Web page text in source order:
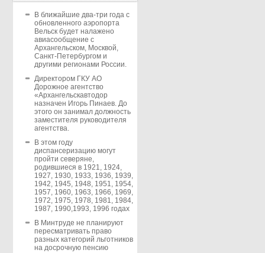
В ближайшие два-три года с
обновленного аэропорта
Вельск будет налажено
авиасообщение с
Архангельском, Москвой,
Санкт-Петербургом и
другими регионами России.
Директором ГКУ АО
Дорожное агентство
«Архангельскавтодор
назначен Игорь Пинаев. До
этого он занимал должность
заместителя руководителя
агентства.
В этом году
диспансеризацию могут
пройти северяне,
родившиеся в 1921, 1924,
1927, 1930, 1933, 1936, 1939,
1942, 1945, 1948, 1951, 1954,
1957, 1960, 1963, 1966, 1969,
1972, 1975, 1978, 1981, 1984,
1987, 1990,1993, 1996 годах
В Минтруде не планируют
пересматривать право
разных категорий льготников
на досрочную пенсию